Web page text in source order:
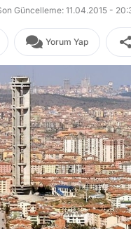
Güncelleme: 11.04.2015 -
Yorum Yap